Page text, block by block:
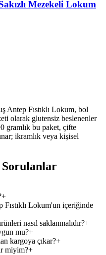
Mezekeli Lokum
Antep Fıstıklı Lokum, bol
olarak glutensiz beslenenler
gramlık bu paket, çifte
ikramlık veya kişisel
Sorulanlar
+
Lokum'un içeriğinde
nasıl saklanmalıdır?+
mu?+
kargoya çıkar?+
miyim?+